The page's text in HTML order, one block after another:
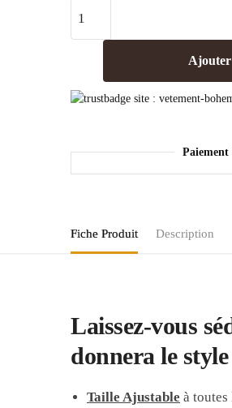
Paiement
Fiche Produit Description
Laissez-vous
donnera le
Taille Ajustable à